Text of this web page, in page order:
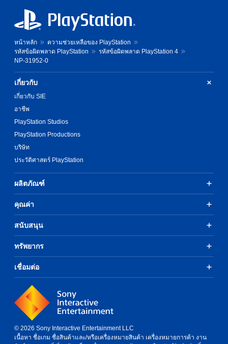
หน้าหลัก
ความช่วยเหลือของ PlayStation
รหัสข้อผิดพลาด PlayStation
รหัสข้อผิดพลาด PlayStation 4
NP-31952-0
เกี่ยวกับ
เกี่ยวกับ SIE
อาชีพ
PlayStation Studios
PlayStation Productions
บริษัท
ประวัติศาสตร์ PlayStation
ผลิตภัณฑ์
คุณค่า
สนับสนุน
ทรัพยากร
เชื่อมต่อ
© 2026 Sony Interactive Entertainment LLC
เนื้อหา ชื่อเกม ชื่อสินค้าและ/หรือเครื่องหมายสินค้า เครื่องหมายการค้า งาน